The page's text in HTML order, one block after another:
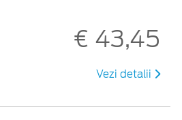
€ 43,45
Vezi detalii